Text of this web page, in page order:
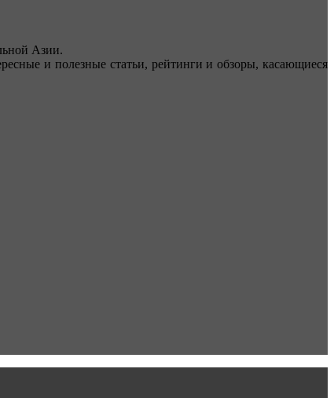
Азии.
и полезные статьи, рейтинги и обзоры, касающиеся